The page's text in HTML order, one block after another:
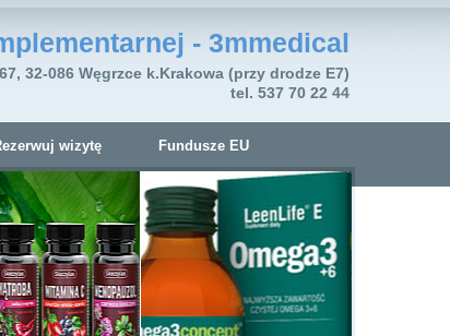
wizytę Fundusze EU
- 3mmedical
32-086 Węgrzce k.Krakowa (przy drodze E7)
tel. 537 70 22 44